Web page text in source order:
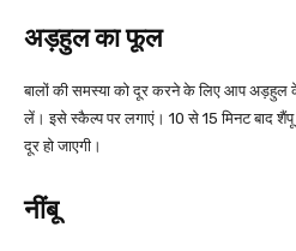
अड़हुल का फूल
बालों की समस्या को दूर करने के लिए आप
लें। इसे स्कैल्प पर लगाएं। 10 से 15 मिनट बाद
दूर हो जाएगी।
नींबू